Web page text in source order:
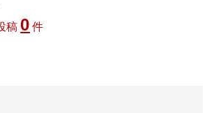
稿 0 件